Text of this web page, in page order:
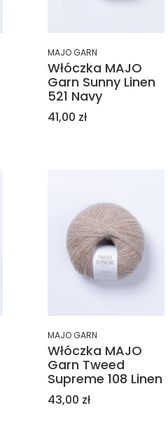
MAJO GARN
Włóczka MAJO
Garn Sunny Linen
521 Navy
Cena
41,00 zł
MAJO GARN
Włóczka MAJO
Garn Tweed
Supreme 108 Linen
Cena
43,00 zł